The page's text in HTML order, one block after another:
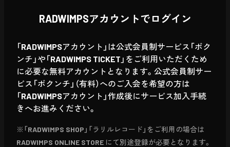
RADWIMPSアカウントでログイン
「RADWIMPSアカウント」は公式会員制サービス「ボク
ンチ」や「RADWIMPS TICKET」をご利用いただくため
に必要な無料アカウントとなります。公式会員制サー
ビス「ボクンチ」（有料）へのご入会を希望の方は
「RADWIMPSアカウント」作成後にサービス加入手続
きへお進みください。
※「RADWIMPS SHOP」「ラリルレコード」をご利用の場合は
RADWIMPS ONLINE STORE にて別途登録が必要となります。